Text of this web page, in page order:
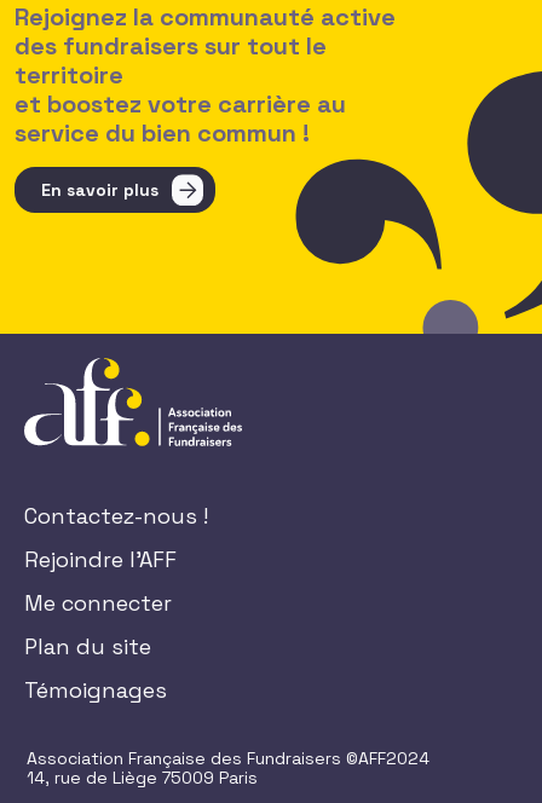
Rejoignez la communauté active
des fundraisers sur tout le
territoire
et boostez votre carrière au
service du bien commun !
En savoir plus
Contactez-nous !
Rejoindre l'AFF
Me connecter
Plan du site
Témoignages
Association Française des Fundraisers ©AFF2024
14, rue de Liège 75009 Paris